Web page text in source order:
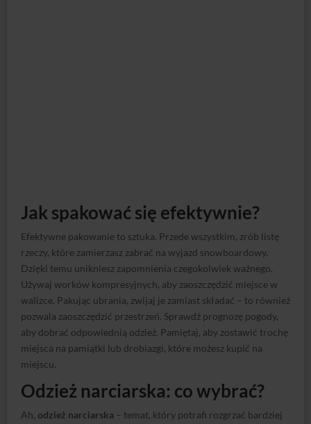
Jak spakować się efektywnie?
Efektywne pakowanie to sztuka. Przede wszystkim, zrób listę
rzeczy, które zamierzasz zabrać na wyjazd snowboardowy.
Dzięki temu unikniesz zapomnienia czegokolwiek ważnego.
Używaj worków kompresyjnych, aby zaoszczędzić miejsce w
walizce. Pakując ubrania, zwijaj je zamiast składać – to również
pozwala zaoszczędzić przestrzeń. Sprawdź prognozę pogody,
aby dobrać odpowiednią odzież. Pamiętaj, aby zostawić trochę
miejsca na pamiątki lub drobiazgi, które możesz kupić na
miejscu.
Odzież narciarska: co wybrać?
Ah, odzież narciarska – temat, który potrafi rozgrzać bardziej